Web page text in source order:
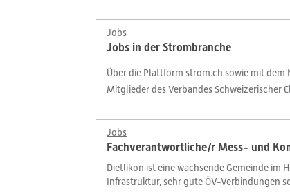
Jobs
Jobs in der Strombranche
Über die Plattform strom.ch sowie mit dem
Mitglieder des Verbandes Schweizerischer
Jobs
Fachverantwortliche/r Mess- und
Dietlikon ist eine wachsende Gemeinde im
Infrastruktur, sehr gute ÖV-Verbindungen